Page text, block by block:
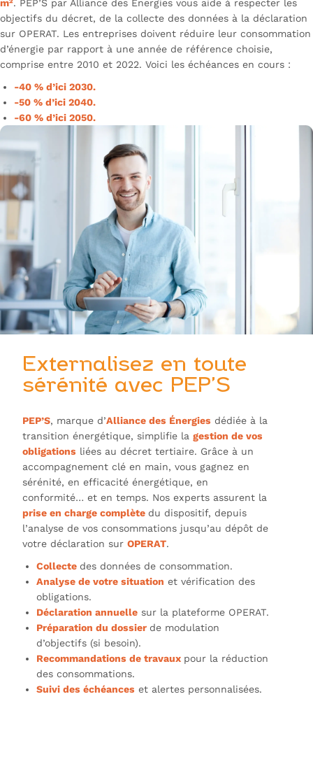
m². PEP’S par Alliance des Énergies vous aide à respecter les
objectifs du décret, de la collecte des données à la déclaration
sur OPERAT. Les entreprises doivent réduire leur consommation
d’énergie par rapport à une année de référence choisie,
comprise entre 2010 et 2022. Voici les échéances en cours :
-40 % d’ici 2030.
-50 % d’ici 2040.
-60 % d’ici 2050.
Externalisez en toute
sérénité avec PEP’S
PEP’S, marque d’Alliance des Énergies dédiée à la
transition énergétique, simplifie la gestion de vos
obligations liées au décret tertiaire. Grâce à un
accompagnement clé en main, vous gagnez en
sérénité, en efficacité énergétique, en
conformité… et en temps. Nos experts assurent la
prise en charge complète du dispositif, depuis
l’analyse de vos consommations jusqu’au dépôt de
votre déclaration sur OPERAT.
Collecte des données de consommation.
Analyse de votre situation et vérification des
obligations.
Déclaration annuelle sur la plateforme OPERAT.
Préparation du dossier de modulation
d’objectifs (si besoin).
Recommandations de travaux pour la réduction
des consommations.
Suivi des échéances et alertes personnalisées.